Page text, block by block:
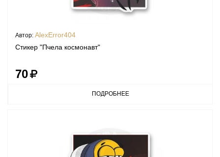
Автор: AlexError404
Стикер "Пчела космонавт"
70
ПОДРОБНЕЕ